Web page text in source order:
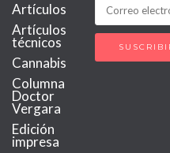
Artículos
Artículos
técnicos
Cannabis
Columna
Doctor
Vergara
Edición
impresa